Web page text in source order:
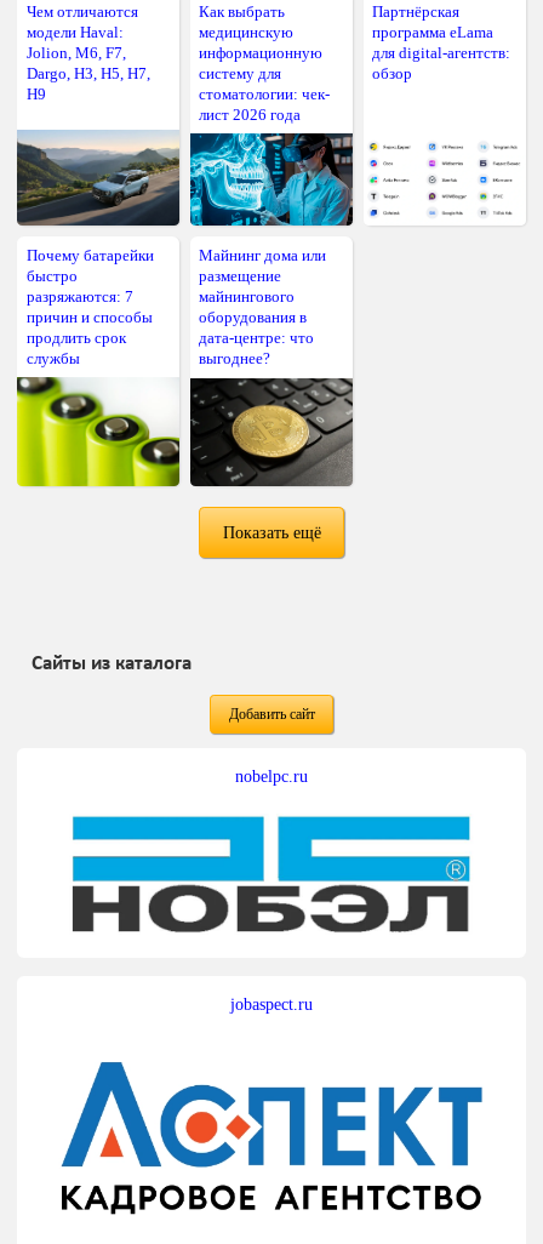
Чем отличаются
модели Haval:
Jolion, M6, F7,
Dargo, H3, H5, H7,
H9
Как выбрать
медицинскую
информационную
систему для
стоматологии: чек-
лист 2026 года
Партнёрская
программа eLama
для digital-агентств:
обзор
Почему батарейки
быстро
разряжаются: 7
причин и способы
продлить срок
службы
Майнинг дома или
размещение
майнингового
оборудования в
дата-центре: что
выгоднее?
Показать ещё
Сайты из каталога
Добавить сайт
nobelpc.ru
jobaspect.ru